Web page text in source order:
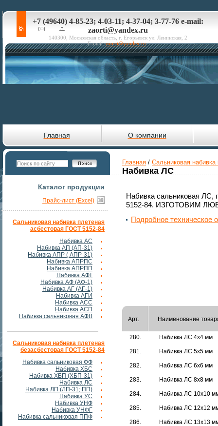
+7 (49640) 4-85-23; 4-03-11; 4-37-04; 3-77-76 e-mail:
zaorti@yandex.ru
140300, Московская область, г. Егорьевск ул. Ленинская, 2
E-mail:zaorti@yandex.ru
Главная О компании
Каталог продукции
Прайс-лист (Excel)
Сальниковая набивка плетеная
асбестовая ГОСТ 5152-84
Набивка АС
Набивка АП (АП-31)
Набивка АПР ( АПР-31)
Набивка АПРПС
Набивка АПРПП
Набивка АФТ
Набивка АФ (АФ-1)
Набивка АГ (АГ-1)
Набивка АГИ
Набивка АСС
Набивка АСП
Набивка сальниковая АФВ
Сальниковая набивка плетеная
безасбестовая ГОСТ 5152-84
Набивка сальниковая ФФ
Набивка ХБС
Набивка ХБП (ХБП-31)
Набивка ЛС
Набивка ЛП (ЛП-31; ПП)
Набивка УС
Набивка УНФ
Набивка УНФГ
Набивка сальниковая ППФ
Главная / Сальниковая
Набивка ЛС
Набивка сальниковая ЛС,
5152-84. ИЗГОТОВИМ
Подробное техническое
Арт. Наименование
280. Набивка ЛС 4х4 мм
281. Набивка ЛС 5х5 мм
282. Набивка ЛС 6х6 мм
283. Набивка ЛС 8х8 мм
284. Набивка ЛС 10х10
285. Набивка ЛС 12х12
286. Набивка ЛС 13х13